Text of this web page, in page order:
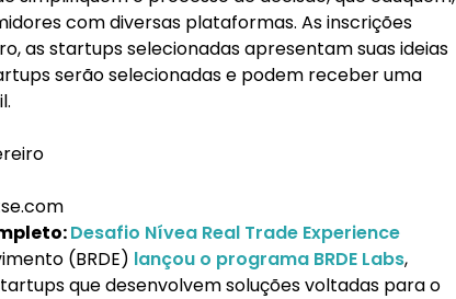
com diversas plataformas. As inscrições
as startups selecionadas apresentam suas ideias
serão selecionadas e podem receber uma
Desafio Nívea Real Trade Experience
(BRDE) lançou o programa BRDE Labs,
que desenvolvem soluções voltadas para o